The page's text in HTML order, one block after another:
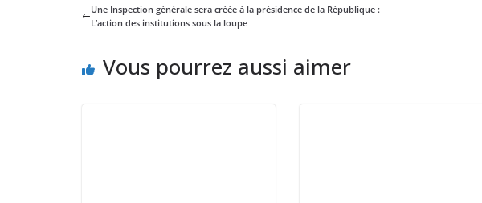
Une Inspection générale sera créée à la présidence de la République :
L’action des institutions sous la loupe
Vous pourrez aussi aimer